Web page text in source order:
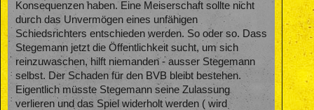
Konsequenzen haben. Eine Meiserschaft sollte nicht
durch das Unvermögen eines unfähigen
Schiedsrichters entschieden werden. So oder so. Dass
Stegemann jetzt die Öffentlichkeit sucht, um sich
reinzuwaschen, hilft niemanden - ausser Stegemann
selbst. Der Schaden für den BVB bleibt bestehen.
Eigentlich müsste Stegemann seine Zulassung
verlieren und das Spiel widerholt werden ( wird